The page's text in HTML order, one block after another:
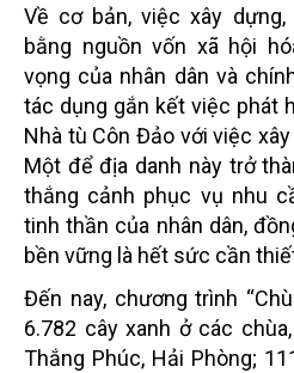
Về cơ bản, việc xây
bằng nguồn vốn xã hội
vọng của nhân dân và
tác dụng gắn kết việc phát
Nhà tù Côn Đảo với việc
Một để địa danh này trở
thắng cảnh phục vụ nhu
tinh thần của nhân dân,
bền vững là hết sức cần
Đến nay, chương trình
6.782 cây xanh ở các
Thắng Phúc, Hải Phòng;